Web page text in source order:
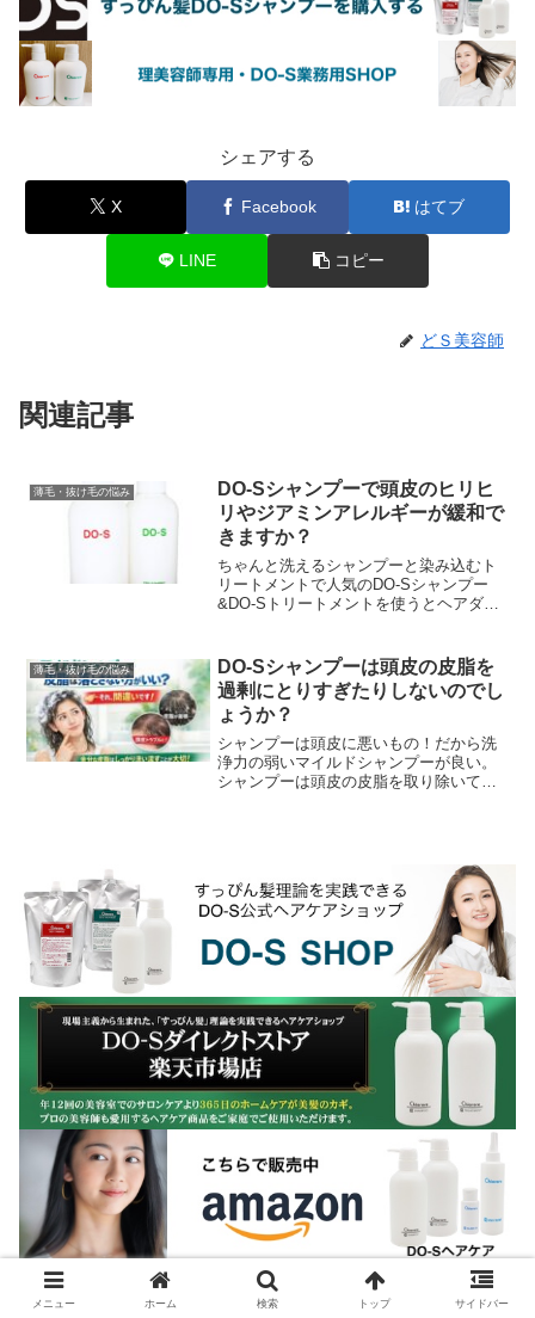
シェアする
X Facebook はてブ
LINE コピー
どＳ美容師
関連記事
薄毛・抜け毛の悩み
DO-Sシャンプーで頭皮のヒリヒ
リやジアミンアレルギーが緩和で
きますか？
ちゃんと洗えるシャンプーと染み込むト
リートメントで人気のDO-Sシャンプー
&DO-Sトリートメントを使うとヘアダメ
カラーやパーマ...
薄毛・抜け毛の悩み
DO-Sシャンプーは頭皮の皮脂を
過剰にとりすぎたりしないのでし
ょうか？
シャンプーは頭皮に悪いもの！だから洗
浄力の弱いマイルドシャンプーが良い。
シャンプーは頭皮の皮脂を取り除いてし
メニュー ホーム 検索 トップ サイドバー